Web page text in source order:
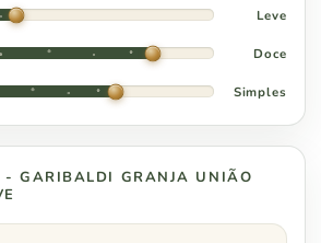
Leve
Doce
Simples
- GARIBALDI GRANJA UNIÃO